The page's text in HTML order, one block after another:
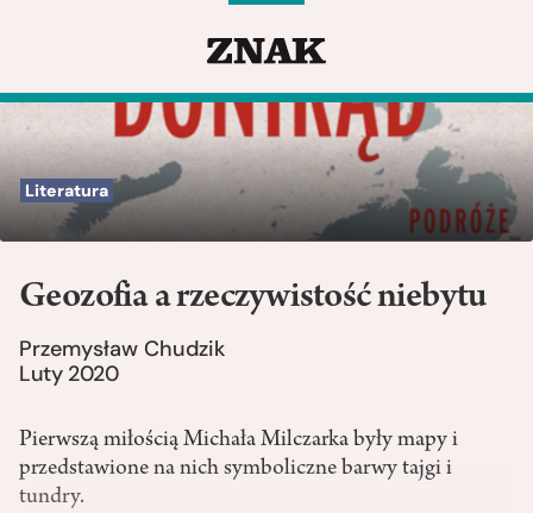
Literatura
Geozofia a rzeczywistość niebytu
Przemysław Chudzik
Luty 2020
Pierwszą miłością Michała Milczarka były mapy i
przedstawione na nich symboliczne barwy tajgi i
tundry.